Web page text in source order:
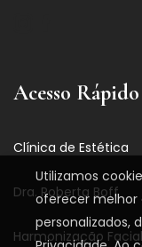
Acesso Rápido
Clínica de Estética
Dra. Roberta Boff
Harmonização Facial
Utilizamos
oferecer melhor
personalizados,